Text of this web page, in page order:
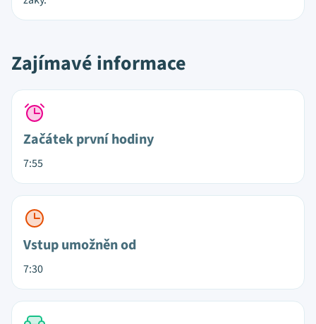
Zajímavé informace
Začátek první hodiny
7:55
Vstup umožněn od
7:30